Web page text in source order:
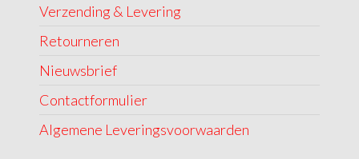
Verzending & Levering
Retourneren
Nieuwsbrief
Contactformulier
Algemene Leveringsvoorwaarden